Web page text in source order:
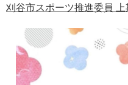
刈谷市スポーツ推進委員